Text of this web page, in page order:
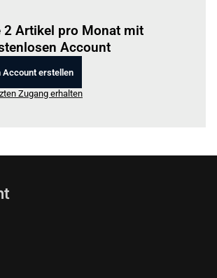
2 Artikel pro Monat mit
Account
Account erstellen
Zugang erhalten